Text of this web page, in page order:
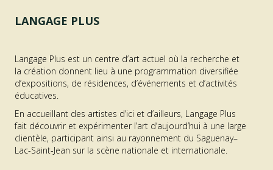
LANGAGE PLUS
Langage Plus est un centre d’art actuel où la recherche et
la création donnent lieu à une programmation diversifiée
d’expositions, de résidences, d’événements et d’activités
éducatives.
En accueillant des artistes d’ici et d’ailleurs, Langage Plus
fait découvrir et expérimenter l’art d’aujourd’hui à une large
clientèle, participant ainsi au rayonnement du Saguenay–
Lac-Saint-Jean sur la scène nationale et internationale.